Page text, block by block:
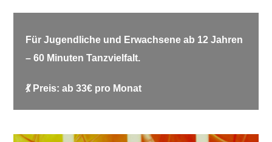
Für Jugendliche und Erwachsene ab 12 Jahren
– 60 Minuten Tanzvielfalt.
💃 Preis: ab 33€ pro Monat